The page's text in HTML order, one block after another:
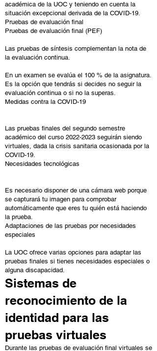
académica de la UOC y teniendo en cuenta la
situación excepcional derivada de la COVID-19.
Pruebas de evaluación final
Pruebas de evaluación final (PEF)
Las pruebas de síntesis complementan la nota de
la evaluación continua.
En un examen se evalúa el 100 % de la asignatura.
Es la opción que tendrás si decides no seguir la
evaluación continua o si no la superas.
Medidas contra la COVID-19
Las pruebas finales del segundo semestre
académico del curso 2022-2023 seguirán siendo
virtuales, dada la crisis sanitaria ocasionada por la
COVID-19.
Necesidades tecnológicas
Es necesario disponer de una cámara web porque
se capturará tu imagen para comprobar
automáticamente que eres tu quién está haciendo
la prueba.
Adaptaciones de las pruebas por necesidades
especiales
La UOC ofrece varias opciones para adaptar las
pruebas finales si tienes necesidades especiales o
alguna discapacidad.
Sistemas de
reconocimiento de la
identidad para las
pruebas virtuales
Durante las pruebas de evaluación final virtuales se